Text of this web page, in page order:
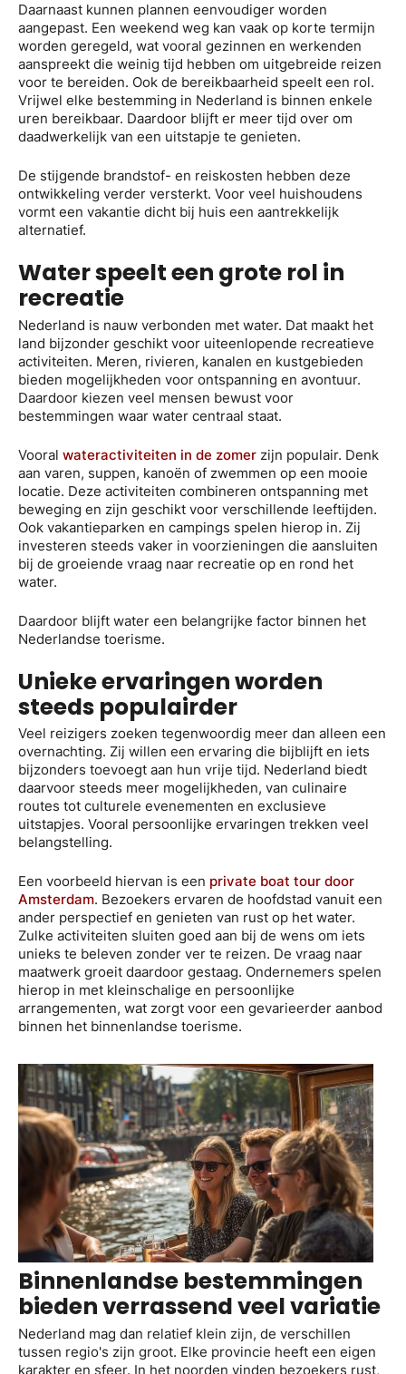
Daarnaast kunnen plannen eenvoudiger worden
aangepast. Een weekend weg kan vaak op korte termijn
worden geregeld, wat vooral gezinnen en werkenden
aanspreekt die weinig tijd hebben om uitgebreide reizen
voor te bereiden. Ook de bereikbaarheid speelt een rol.
Vrijwel elke bestemming in Nederland is binnen enkele
uren bereikbaar. Daardoor blijft er meer tijd over om
daadwerkelijk van een uitstapje te genieten.
De stijgende brandstof- en reiskosten hebben deze
ontwikkeling verder versterkt. Voor veel huishoudens
vormt een vakantie dicht bij huis een aantrekkelijk
alternatief.
Water speelt een grote rol in
recreatie
Nederland is nauw verbonden met water. Dat maakt het
land bijzonder geschikt voor uiteenlopende recreatieve
activiteiten. Meren, rivieren, kanalen en kustgebieden
bieden mogelijkheden voor ontspanning en avontuur.
Daardoor kiezen veel mensen bewust voor
bestemmingen waar water centraal staat.
Vooral wateractiviteiten in de zomer zijn populair. Denk
aan varen, suppen, kanoën of zwemmen op een mooie
locatie. Deze activiteiten combineren ontspanning met
beweging en zijn geschikt voor verschillende leeftijden.
Ook vakantieparken en campings spelen hierop in. Zij
investeren steeds vaker in voorzieningen die aansluiten
bij de groeiende vraag naar recreatie op en rond het
water.
Daardoor blijft water een belangrijke factor binnen het
Nederlandse toerisme.
Unieke ervaringen worden
steeds populairder
Veel reizigers zoeken tegenwoordig meer dan alleen een
overnachting. Zij willen een ervaring die bijblijft en iets
bijzonders toevoegt aan hun vrije tijd. Nederland biedt
daarvoor steeds meer mogelijkheden, van culinaire
routes tot culturele evenementen en exclusieve
uitstapjes. Vooral persoonlijke ervaringen trekken veel
belangstelling.
Een voorbeeld hiervan is een private boat tour door
Amsterdam. Bezoekers ervaren de hoofdstad vanuit een
ander perspectief en genieten van rust op het water.
Zulke activiteiten sluiten goed aan bij de wens om iets
unieks te beleven zonder ver te reizen. De vraag naar
maatwerk groeit daardoor gestaag. Ondernemers spelen
hierop in met kleinschalige en persoonlijke
arrangementen, wat zorgt voor een gevarieerder aanbod
binnen het binnenlandse toerisme.
Binnenlandse bestemmingen
bieden verrassend veel variatie
Nederland mag dan relatief klein zijn, de verschillen
tussen regio's zijn groot. Elke provincie heeft een eigen
karakter en sfeer. In het noorden vinden bezoekers rust,